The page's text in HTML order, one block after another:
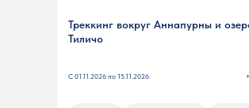
Треккинг вокруг Аннапурны и
Тиличо
С 01.11.2026 по 15.11.2026